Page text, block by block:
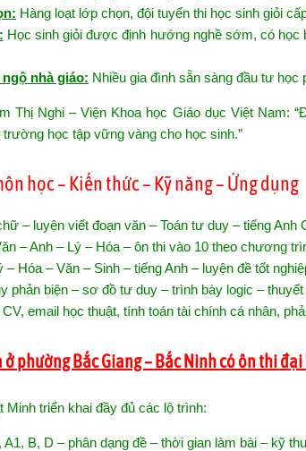
Hàng loạt lớp chọn, đội tuyển thi học sinh giỏi
Học sinh giỏi được định hướng nghề sớm, có
nhà giáo: Nhiều gia đình sẵn sàng đầu tư
Thị Nghi – Viện Khoa học Giáo dục Việt Nam:
trường học tập vững vàng cho học sinh.”
học – Kiến thức – Kỹ năng – Ứng dụng
– luyện viết đoạn văn – Toán tư duy – tiếng Anh
– Anh – Lý – Hóa – ôn thi vào 10 theo chương
– Hóa – Văn – Sinh – tiếng Anh – luyện đề tốt
phản biện – sơ đồ tư duy – trình bày logic –
email học thuật, tính toán tài chính cá nhân,
ở phường Bắc Giang – Bắc Ninh có ôn thi
triển khai đầy đủ các lộ trình:
A1, B, D – phân dạng đề – thời gian làm bài – kỹ